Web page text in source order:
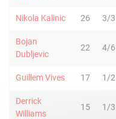
Nikola Kalinic 26 3/3
Bojan
Dubljevic
22 4/6
Guillem Vives 17 1/2
Derrick
Williams
15 1/3